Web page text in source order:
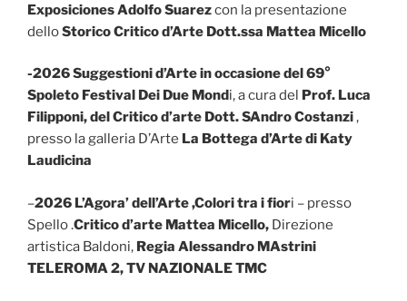
Exposiciones Adolfo Suarezcon la presentazione
delloStorico Critico d’Arte Dott.ssa Mattea Micello
-2026 Suggestioni d’Arte in occasione del 69°
Spoleto Festival Dei Due Mond i, a cura del
Prof. Luca
Filipponi, del Critico d’arte Dott. SAndro Costanzi,
presso la galleria D’Arte La Bottega d’Arte di Katy
Laudicina
–2026 L’Agora’ dell’Arte ,Colori tra i fiori – presso
Spello .Critico d’arte Mattea Micello, Direzione
artistica Baldoni, Regia Alessandro MAstrini
TELEROMA 2, TV NAZIONALE TMC